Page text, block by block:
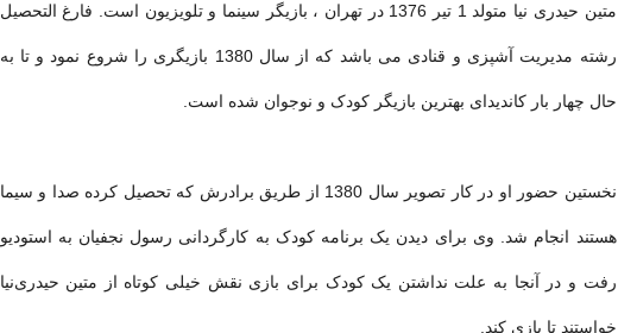
متین حیدری نیا متولد 1 تیر 1376 در تهران ، بازیگر سینما و تلویزیون است. فارغ التحصیل
رشته مدیریت آشپزی و قنادی می باشد که از سال 1380 بازیگری را شروع نمود و تا به
حال چهار بار کاندیدای بهترین بازیگر کودک و نوجوان شده است.
نخستین حضور او در کار تصویر سال 1380 از طریق برادرش که تحصیل کرده صدا و سیما
هستند انجام شد. وی برای دیدن یک برنامه کودک به کارگردانی رسول نجفیان به استودیو
رفت و در آنجا به علت نداشتن یک کودک برای بازی نقش خیلی کوتاه از متین حیدری‌نیا
خواستند تا بازی کند.